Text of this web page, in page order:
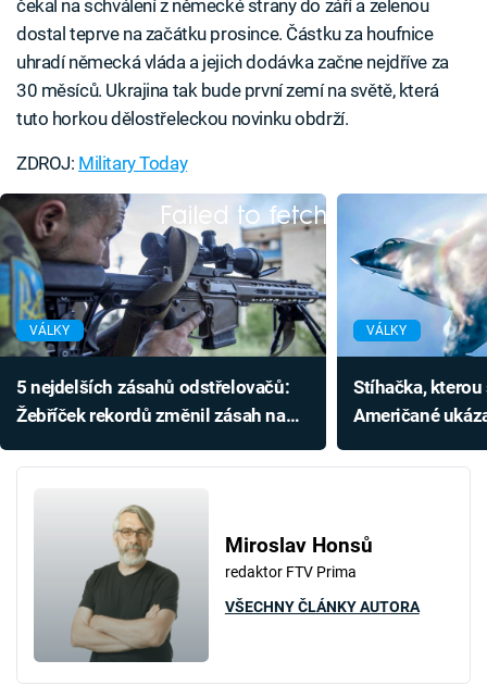
čekal na schválení z německé strany do září a zelenou
dostal teprve na začátku prosince. Částku za houfnice
uhradí německá vláda a jejich dodávka začne nejdříve za
30 měsíců. Ukrajina tak bude první zemí na světě, která
tuto horkou dělostřeleckou novinku obdrží.
ZDROJ: Military Today
Failed to fetch
VÁLKY
5 nejdelších zásahů odstřelovačů:
Žebříček rekordů změnil zásah na
VÁLKY
Stíhačka,
Američané
Miroslav Honsů
redaktor FTV Prima
VŠECHNY ČLÁNKY AUTORA